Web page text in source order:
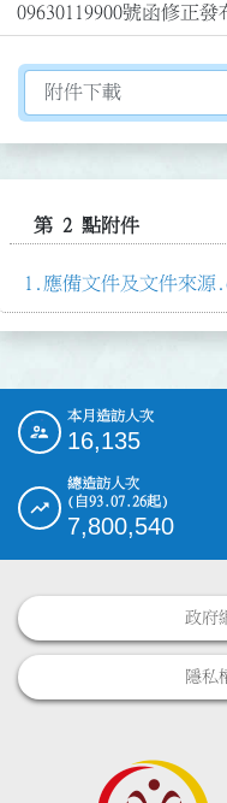
09630119900號函修正
切換選擇法規資訊內容
第 2 點附件
應備文件及文件來源
::: 本月造訪人次
16,135
總造訪人次
(自93.07.26起)
7,800,540
政府
隱私